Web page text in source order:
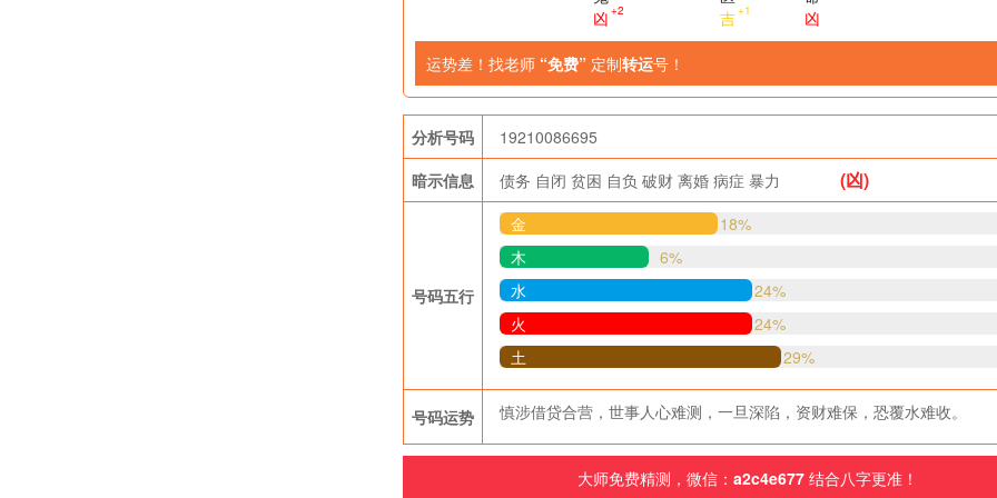
凶 +2
吉+1
凶
运势差！找老师 “免费” 定制转运号！
分析号码
19210086695
暗示信息
债务 自闭 贫困 自负 破财 离婚 病症 暴力 (凶)
号码五行
金
18%
木
6%
水
24%
火
24%
土
29%
号码运势 慎涉借贷合营，世事人心难测，一旦深陷，资财难保，恐覆水难收。
大师免费精测，微信： a2c4e677 结合八字更准！